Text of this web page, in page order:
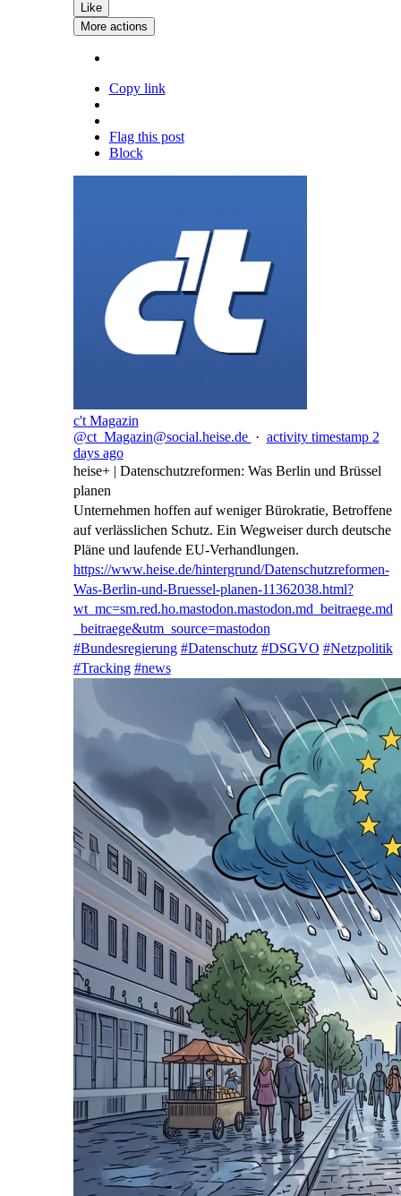
Like
More actions
Copy link
Flag this post
Block
c't Magazin
@ct_Magazin@social.heise.de · activity timestamp 2
days ago
heise+ | Datenschutzreformen: Was Berlin und Brüssel
planen
Unternehmen hoffen auf weniger Bürokratie, Betroffene
auf verlässlichen Schutz. Ein Wegweiser durch deutsche
Pläne und laufende EU-Verhandlungen.
https://www.heise.de/hintergrund/Datenschutzreformen-
Was-Berlin-und-Bruessel-planen-11362038.html?
wt_mc=sm.red.ho.mastodon.mastodon.md_beitraege.md
_beitraege&utm_source=mastodon
#Bundesregierung #Datenschutz #DSGVO #Netzpolitik
#Tracking #news